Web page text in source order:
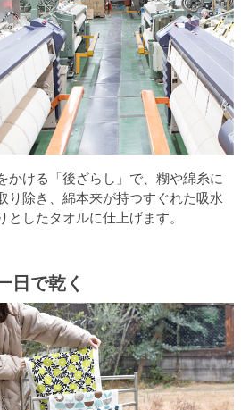
かける「後ざらし」で、糊や綿糸に
り除き、綿本来が持つすぐれた吸水
したタオルに仕上げます。
日で乾く